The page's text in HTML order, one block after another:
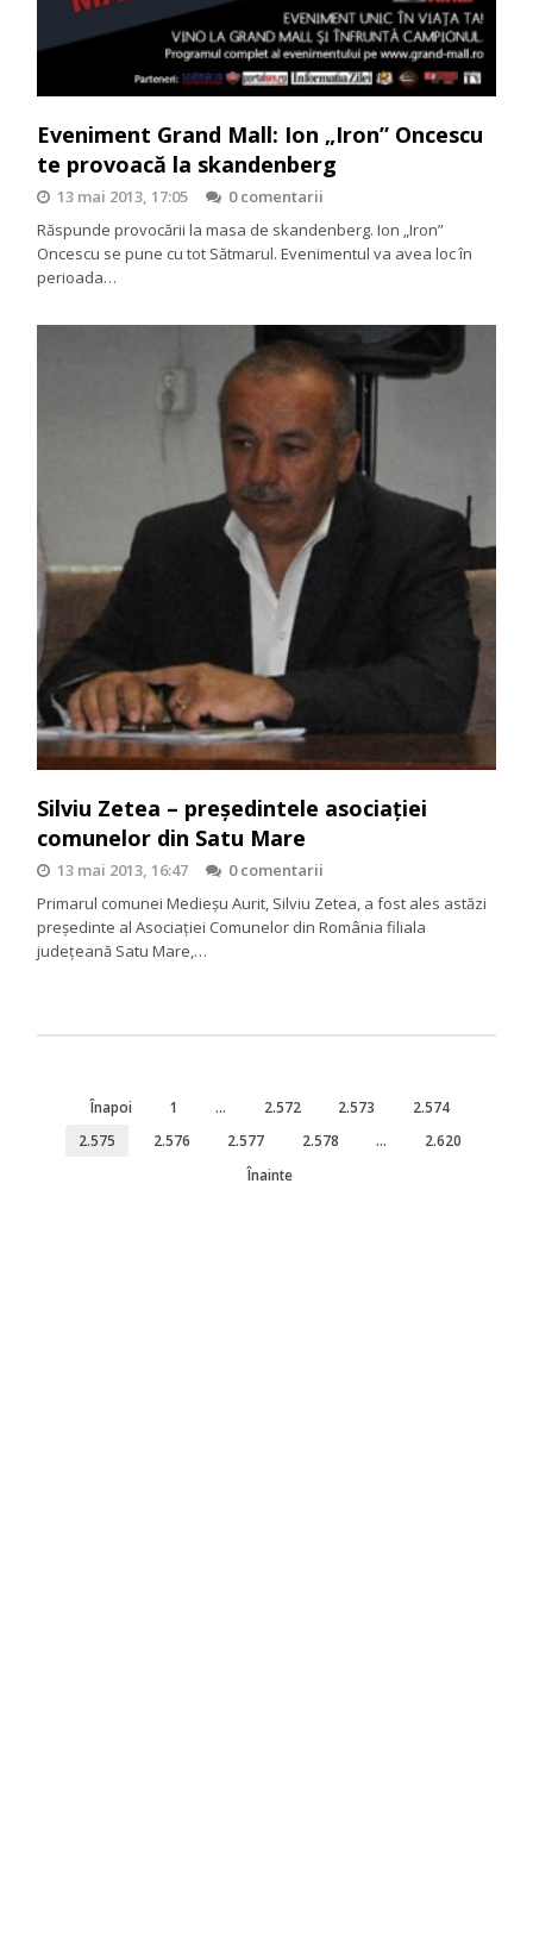
Eveniment Grand Mall: Ion „Iron” Oncescu
te provoacă la skandenberg
13 mai 2013, 17:05
0 comentarii
Răspunde provocării la masa de skandenberg. Ion „Iron”
Oncescu se pune cu tot Sătmarul. Evenimentul va avea loc în
perioada…
Silviu Zetea – preşedintele asociaţiei
comunelor din Satu Mare
13 mai 2013, 16:47
0 comentarii
Primarul comunei Medieşu Aurit, Silviu Zetea, a fost ales astăzi
preşedinte al Asociaţiei Comunelor din România filiala
județeană Satu Mare,…
Înapoi 1 … 2.572 2.573
2.574
2.575
2.576 2.577 2.578 …
2.620
Înainte